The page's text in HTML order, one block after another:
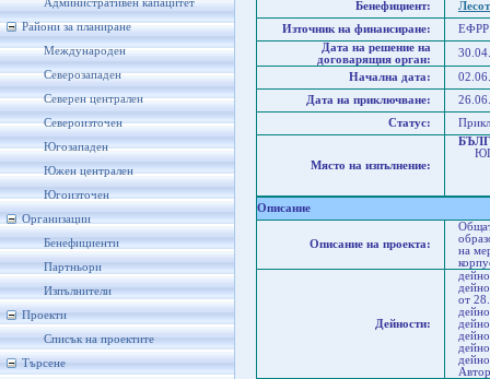
Административен капацитет
Райони за планиране
Международен
Северозападен
Северен централен
Североизточен
Югозападен
Южен централен
Югоизточен
Организации
Бенефициенти
Партньори
Изпълнители
Проекти
Списък на проектите
Търсене
Бенефициент:
Източник на финансиране:
Дата на решение на
договарящия орган:
Начална дата:
Дата на приключване:
Статус:
Място на изпълнение:
Описание
Описание на проекта:
на
Дейности:
от